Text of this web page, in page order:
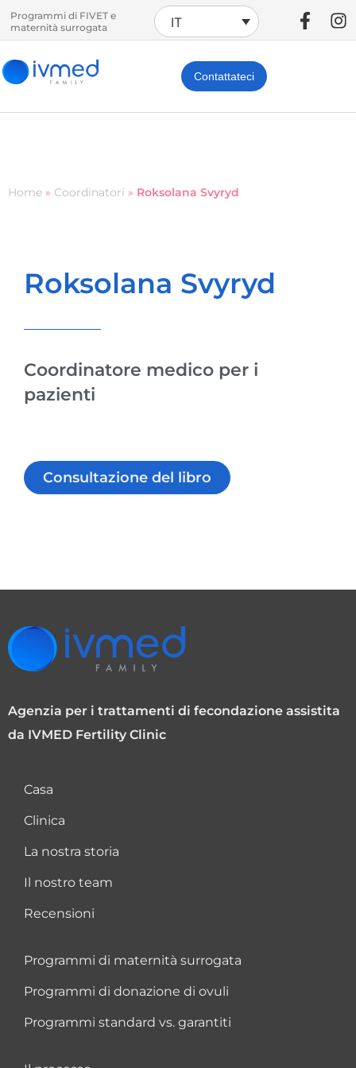
Programmi di FIVET e
maternità surrogata
IT
Contattateci
Home » Coordinatori » Roksolana Svyryd
Roksolana Svyryd
Coordinatore medico per i
pazienti
Consultazione del libro
Agenzia per i trattamenti di fecondazione assistita
da IVMED Fertility Clinic
Casa
Clinica
La nostra storia
Il nostro team
Recensioni
Programmi di maternità surrogata
Programmi di donazione di ovuli
Programmi standard vs. garantiti